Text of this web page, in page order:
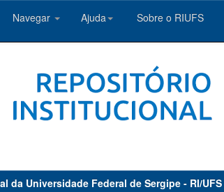
Navegar Ajuda Sobre o RIUFS
da Universidade Federal de Sergipe - RI/UFS